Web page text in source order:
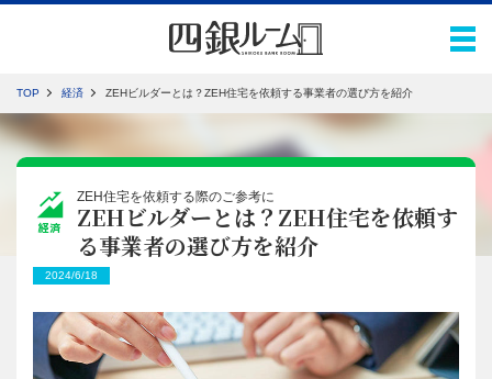
TOP 経済 ZEHビルダーとは？ZEH住宅を依頼する事業者の選び方を紹介
経済
ZEH住宅を依頼する際のご参考に
ZEHビルダーとは？ZEH住宅を依頼す
る事業者の選び方を紹介
2024/6/18